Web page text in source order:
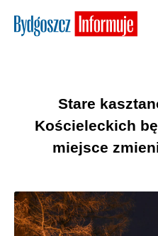
Stare
Kościeleckich
miejsce